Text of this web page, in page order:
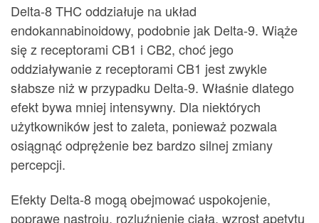
Delta-8 THC oddziałuje na układ
endokannabinoidowy, podobnie jak Delta-9. Wiąże
się z receptorami CB1 i CB2, choć jego
oddziaływanie z receptorami CB1 jest zwykle
słabsze niż w przypadku Delta-9. Właśnie dlatego
efekt bywa mniej intensywny. Dla niektórych
użytkowników jest to zaleta, ponieważ pozwala
osiągnąć odprężenie bez bardzo silnej zmiany
percepcji.
Efekty Delta-8 mogą obejmować uspokojenie,
poprawę nastroju, rozluźnienie ciała, wzrost apetytu